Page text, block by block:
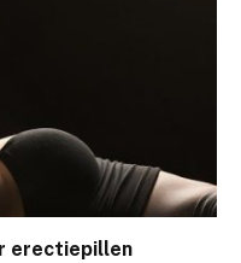
erectiepillen